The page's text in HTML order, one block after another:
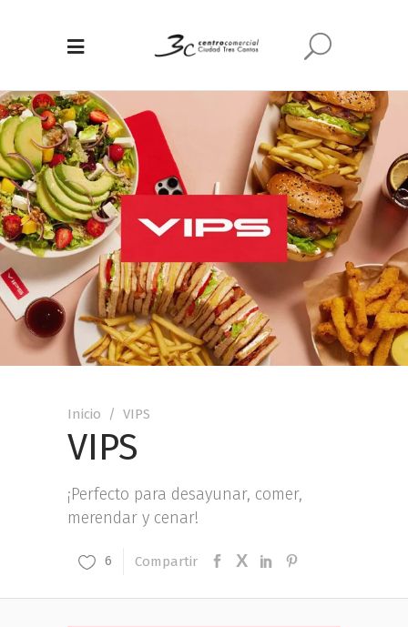
Inicio / VIPS
VIPS
¡Perfecto para desayunar, comer,
merendar y cenar!
6 Compartir